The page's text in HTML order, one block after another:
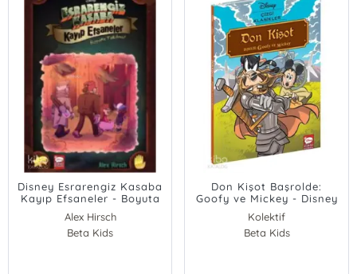
Disney Esrarengiz Kasaba
Kayıp Efsaneler - Boyuta
Takılma!
Alex Hirsch
Beta Kids
Don Kişot Başrolde:
Goofy ve Mickey - Disney
Çizgi Klasikler
Kolektif
Beta Kids